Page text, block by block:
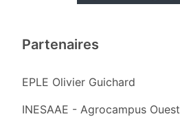
Partenaires
EPLE Olivier Guichard
INESAAE - Agrocampus Ouest